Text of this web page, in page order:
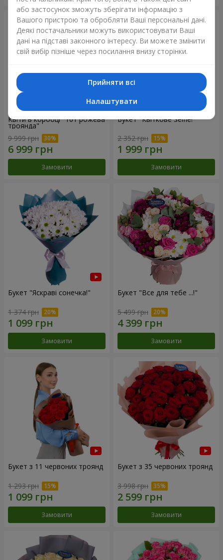
Квіти в коробці "101 рожева
троянда"
9 999 грн
Замовити
Букет "Квіткове Selfie!"
2 352 грн
Замовити
Букет "Яскраві сонечка!"
1 374 грн
Замовити
Букет "Все для тебе ...!"
5 499 грн
Замовити
Букет з 11 червоних троянд
1 293 грн
Замовити
Букет з 35 червоних троянд
3 998 грн
Замовити
або застосунок зможуть зберігати інформацію з
Вашого пристрою та обробляти Ваші персональні дані.
Деякі постачальники можуть використовувати Ваші
дані на підставі законного інтересу. Ви можете змінити
свій вибір пізніше через посилання внизу сторінки.
Прийняти всі
Налаштувати